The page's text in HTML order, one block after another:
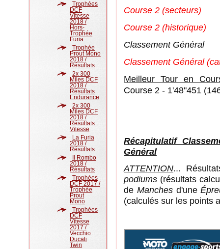
Trophées
DCF
Vitesse
2018 /
Hors-
Trophée
Furia
Trophée
Prout Mono
2018 /
Résultats
2x 300
Miles DCF
2018 /
Résultats
Endurance
2x 300
Miles DCF
2018 /
Résultats
Vitesse
La Furia
2018 /
Résultats
Il Rombo
2018 /
Résultats
Trophées
DCF 2017 /
Trophée
Prout
Mono
Trophées
DCF
Vitesse
2017 /
Vecchio
Ducati
Twin
Course 2 (secteurs)
Course 2 (historique)
Classement Général
Classement Général
Meilleur Tour en
Course 2 - 1'48"451
Récapitulatif
Général
ATTENTION...
podiums (résultats
de Manchesd'une
(calculés sur les points